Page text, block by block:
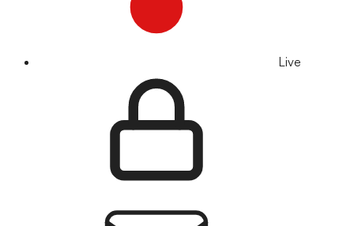
Live